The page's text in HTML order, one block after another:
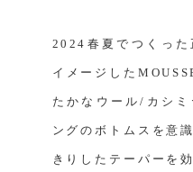
2024春夏でつくった
イメージした
たかなウール/カシ
ングのボトムスを意
きりしたテーパーを